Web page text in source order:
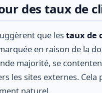
des taux de
que les taux de
en raison de la
majorité, se
les sites externes.